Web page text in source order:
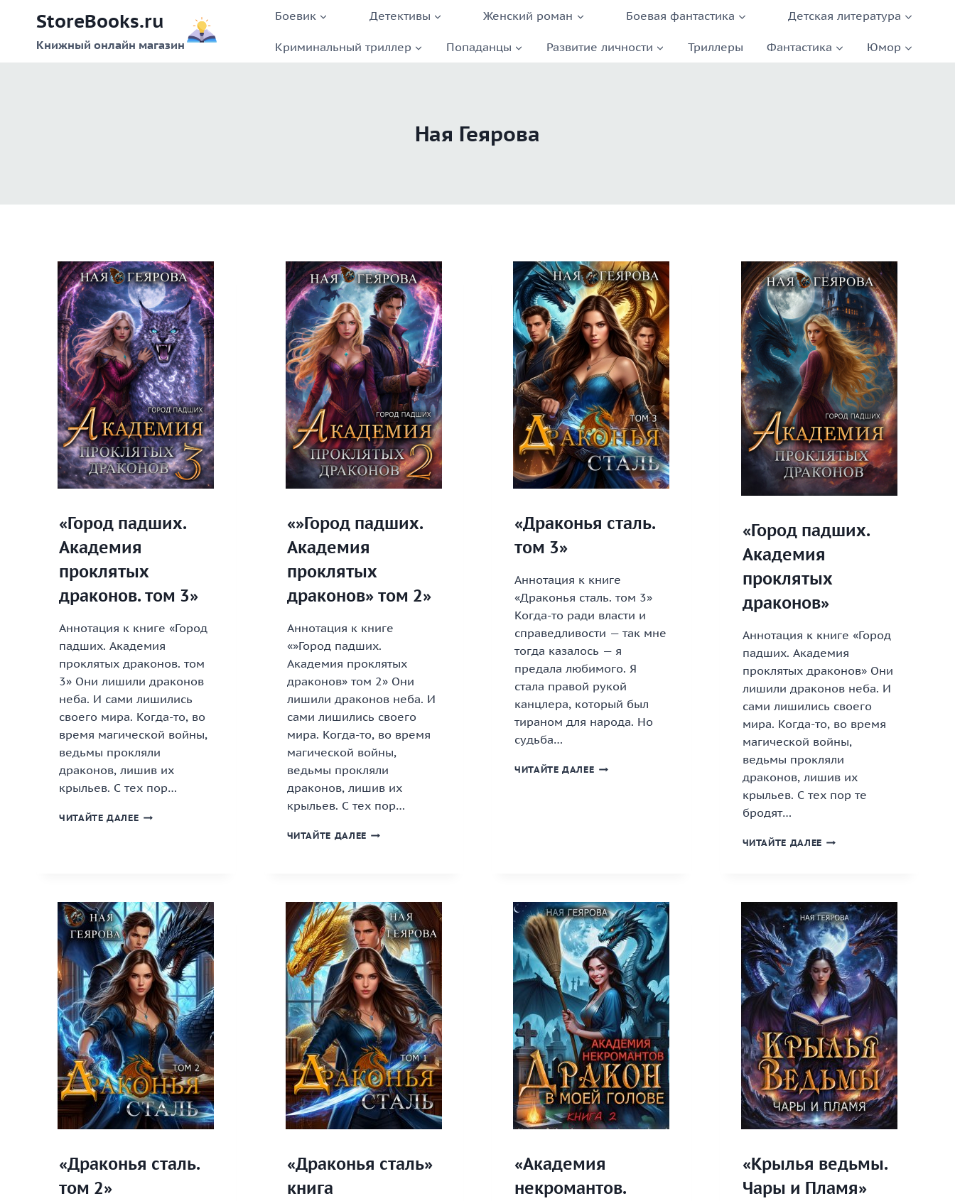
содержимому
StoreBooks.ru
Книжный онлайн магазин
Боевик Детективы Женский роман Боевая фантастика Детская литература
Криминальный триллер Попаданцы Развитие личности Триллеры Фантастика Юмор
Ная Геярова
«Город падших.
Академия
проклятых
драконов. том 3»
Аннотация к книге «Город
падших. Академия
проклятых драконов. том
3» Они лишили драконов
неба. И сами лишились
своего мира. Когда-то, во
время магической войны,
ведьмы прокляли
драконов, лишив их
крыльев. С тех пор…
ЧИТАЙТЕ ДАЛЕЕ «ГОРОД
3»
«»Город падших.
Академия
проклятых
драконов» том 2»
Аннотация к книге
«»Город падших.
Академия проклятых
драконов» том 2» Они
лишили драконов неба. И
сами лишились своего
мира. Когда-то, во время
магической войны,
ведьмы прокляли
драконов, лишив их
крыльев. С тех пор…
ЧИТАЙТЕ ДАЛЕЕ «»ГОРОД
ТОМ
2»
«Драконья сталь.
том 3»
Аннотация к книге
«Драконья сталь. том 3»
Когда-то ради власти и
справедливости — так мне
тогда казалось — я
предала любимого. Я
стала правой рукой
канцлера, который был
тираном для народа. Но
судьба…
ЧИТАЙТЕ ДАЛЕЕ «ДРАКОНЬЯ
«Город падших.
Академия
проклятых
драконов»
Аннотация к книге «Город
падших. Академия
проклятых драконов» Они
лишили драконов неба. И
сами лишились своего
мира. Когда-то, во время
магической войны,
ведьмы прокляли
драконов, лишив их
крыльев. С тех пор те
бродят…
ЧИТАЙТЕ ДАЛЕЕ «ГОРОД
«Драконья сталь.
том 2»
«Драконья сталь»
книга
«Академия
некромантов.
«Крылья ведьмы.
Чары и Пламя»